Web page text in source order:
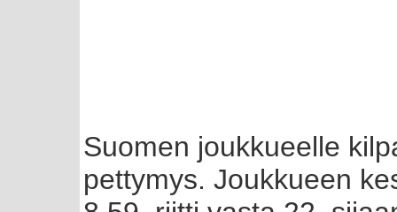
Suomen joukkueelle
pettymys. Joukkueen